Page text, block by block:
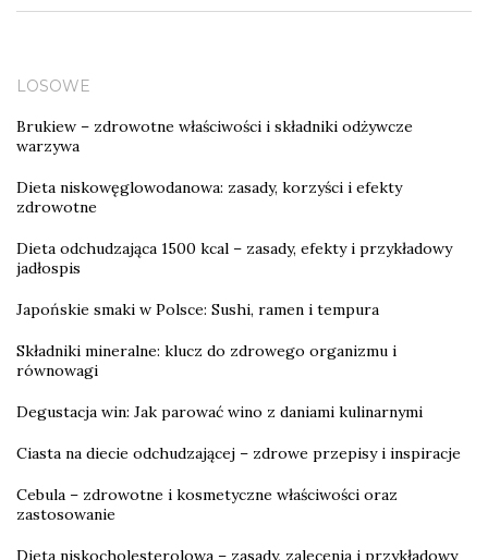
LOSOWE
Brukiew – zdrowotne właściwości i składniki odżywcze
warzywa
Dieta niskowęglowodanowa: zasady, korzyści i efekty
zdrowotne
Dieta odchudzająca 1500 kcal – zasady, efekty i przykładowy
jadłospis
Japońskie smaki w Polsce: Sushi, ramen i tempura
Składniki mineralne: klucz do zdrowego organizmu i
równowagi
Degustacja win: Jak parować wino z daniami kulinarnymi
Ciasta na diecie odchudzającej – zdrowe przepisy i inspiracje
Cebula – zdrowotne i kosmetyczne właściwości oraz
zastosowanie
Dieta niskocholesterolowa – zasady, zalecenia i przykładowy